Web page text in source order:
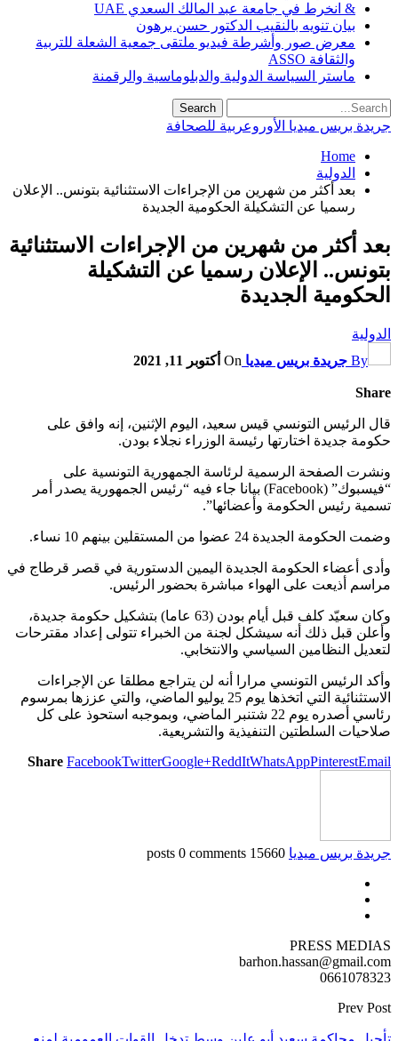
& انخرط في جامعة عبد المالك السعدي UAE
بيان تنويه بالنقيب الدكتور حسن برهون
معرض صور وأشرطة فيديو ملتقى جمعية الشعلة للتربية
والثقافة ASSO
ماستر السياسة الدولية والدبلوماسية والرقمنة
جريدة بريس ميديا الأوروعربية للصحافة
Home
الدولية
بعد أكثر من شهرين من الإجراءات الاستثنائية بتونس.. الإعلان
رسميا عن التشكيلة الحكومية الجديدة
بعد أكثر من شهرين من الإجراءات الاستثنائية
بتونس.. الإعلان رسميا عن التشكيلة
الحكومية الجديدة
الدولية
By جريدة بريس ميديا On أكتوبر 11, 2021
Share
قال الرئيس التونسي قيس سعيد، اليوم الإثنين، إنه وافق على
حكومة جديدة اختارتها رئيسة الوزراء نجلاء بودن.
ونشرت الصفحة الرسمية لرئاسة الجمهورية التونسية على
“فيسبوك” (Facebook) بيانا جاء فيه “رئيس الجمهورية يصدر أمر
تسمية رئيس الحكومة وأعضائها”.
وضمت الحكومة الجديدة 24 عضوا من المستقلين بينهم 10 نساء.
وأدى أعضاء الحكومة الجديدة اليمين الدستورية في قصر قرطاج في
مراسم أذيعت على الهواء مباشرة بحضور الرئيس.
وكان سعيّد كلف قبل أيام بودن (63 عاما) بتشكيل حكومة جديدة،
وأعلن قبل ذلك أنه سيشكل لجنة من الخبراء تتولى إعداد مقترحات
لتعديل النظامين السياسي والانتخابي.
وأكد الرئيس التونسي مرارا أنه لن يتراجع مطلقا عن الإجراءات
الاستثنائية التي اتخذها يوم 25 يوليو الماضي، والتي عززها بمرسوم
رئاسي أصدره يوم 22 شتنبر الماضي، وبموجبه استحوذ على كل
صلاحيات السلطتين التنفيذية والتشريعية.
Share FacebookTwitterGoogle+ReddItWhatsAppPinterestEmail
جريدة بريس ميديا 15660 posts
0 comments
PRESS MEDIAS
barhon.hassan@gmail.com
0661078323
Prev Post